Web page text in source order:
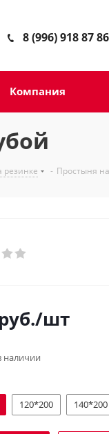
8 (996) 918 87 86
Компания
резинке - Простыня
руб./шт
наличии
120*200 140*200